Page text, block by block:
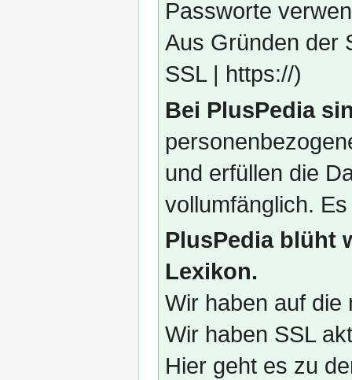
Passworte
Aus Gründen der
SSL | https://)
Bei PlusPedia
und erfüllen die
vollumfänglich.
PlusPedia blüht
Lexikon.
Wir haben auf die
Wir haben SSL
Hier geht es zu